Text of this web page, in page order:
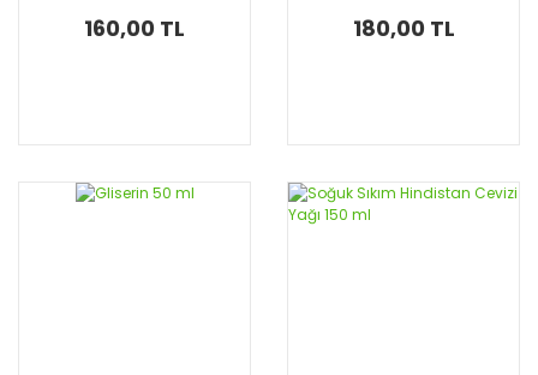
160,00 TL 180,00 TL